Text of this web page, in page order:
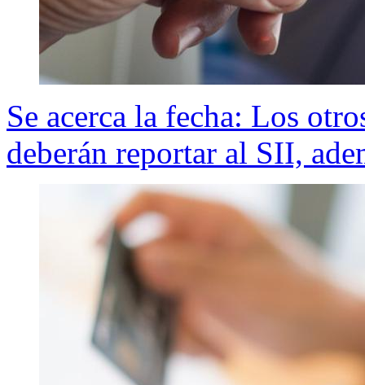
Se acerca la fecha: Los
deberán reportar al SII,